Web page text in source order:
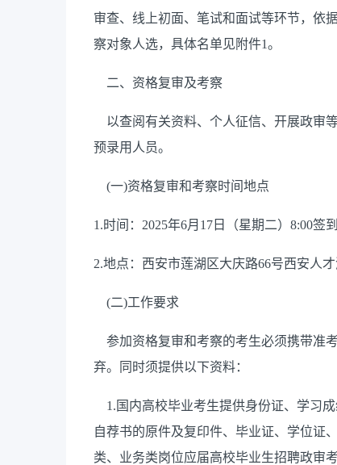
审查、线上初面、笔试和面试等环节，依
察对象人选，具体名单见附件1。
二、资格复审及考察
以查阅有关资料、个人征信、开展政审
预录用人员。
(一)资格复审和考察时间地点
1.时间： 2025年6月 17 日（星期二） 8:00签到
2.地点：西安市莲湖区大庆路66号西安人
(二)工作要求
参加资格复审和考察的考生必须携带准
弃。同时须提供以下资料：
1. 国内高校毕业考生提供身份证、学习
自荐书的原件及复印件、毕业证、学位证
类、业务类岗位应届高校毕业生招聘政审